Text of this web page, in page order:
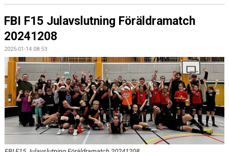
FBI F15 Julavslutning Föräldramatch
20241208
2025-01-14 08:53